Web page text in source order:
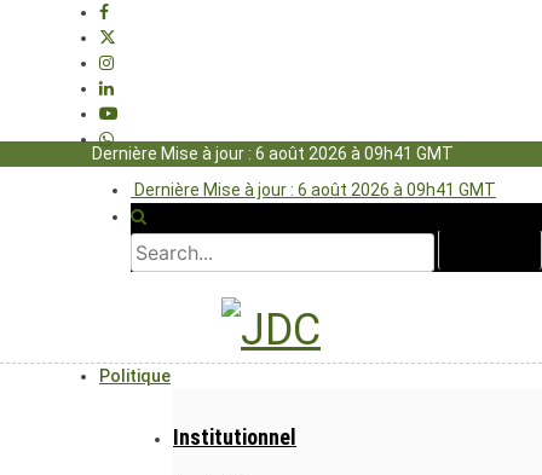
Dernière Mise à jour : 6 août 2026 à 09h41 GMT
Dernière Mise à jour : 6 août 2026 à 09h41 GMT
Politique
Institutionnel